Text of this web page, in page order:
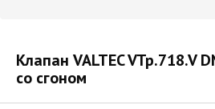
Клапан VALTEC VTp.718.V
со сгоном